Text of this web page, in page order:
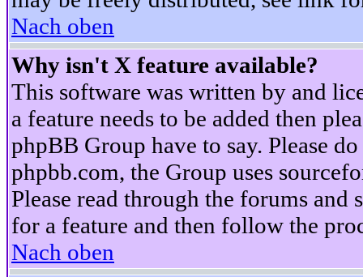
Nach oben
Why isn't X feature available?
This software was written by and
a feature needs to be added then
phpBB Group have to say. Please
phpbb.com, the Group uses
Please read through the forums
for a feature and then follow the
Nach oben